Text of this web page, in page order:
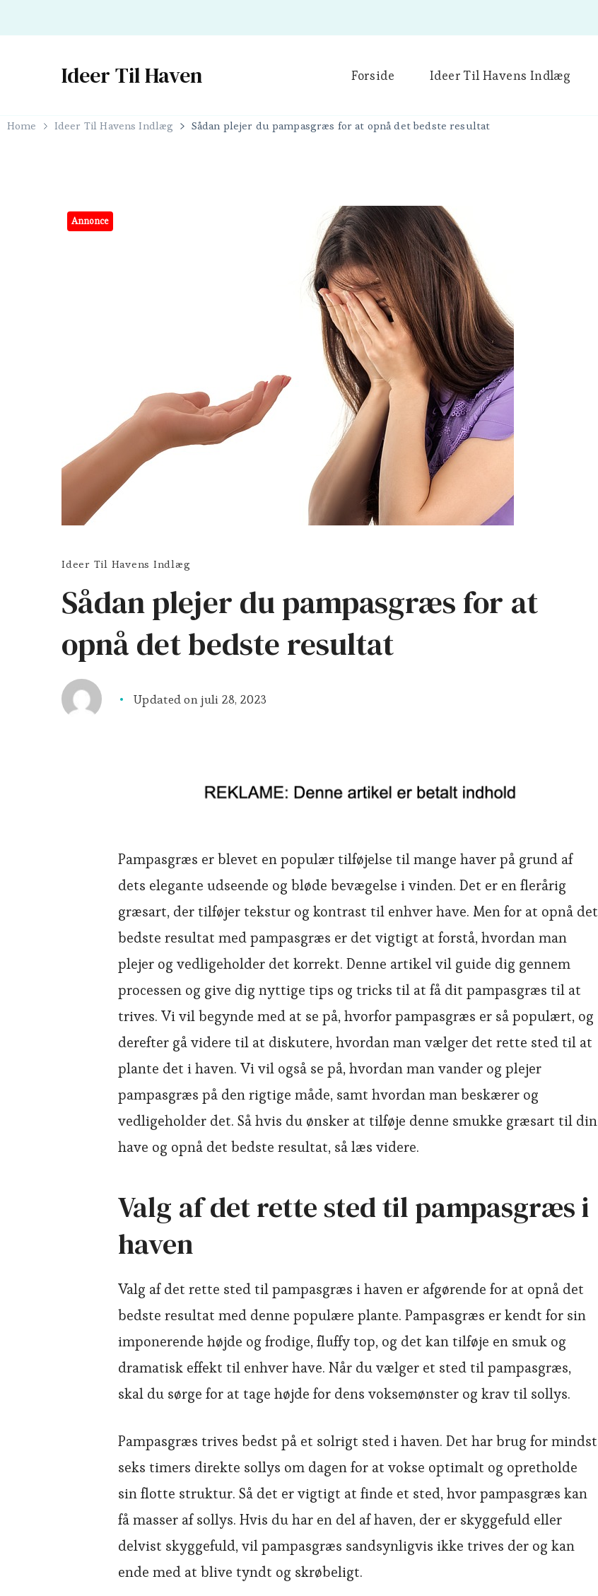
Ideer Til Haven Forside Ideer Til Havens Indlæg
Home Ideer Til Havens Indlæg Sådan plejer du pampasgræs for at opnå det bedste resultat
Annonce
Ideer Til Havens Indlæg
Sådan plejer du pampasgræs for at
opnå det bedste resultat
Updated on juli 28, 2023
Pampasgræs er blevet en populær tilføjelse til mange haver på grund af
dets elegante udseende og bløde bevægelse i vinden. Det er en flerårig
græsart, der tilføjer tekstur og kontrast til enhver have. Men for at opnå det
bedste resultat med pampasgræs er det vigtigt at forstå, hvordan man
plejer og vedligeholder det korrekt. Denne artikel vil guide dig gennem
processen og give dig nyttige tips og tricks til at få dit pampasgræs til at
trives. Vi vil begynde med at se på, hvorfor pampasgræs er så populært, og
derefter gå videre til at diskutere, hvordan man vælger det rette sted til at
plante det i haven. Vi vil også se på, hvordan man vander og plejer
pampasgræs på den rigtige måde, samt hvordan man beskærer og
vedligeholder det. Så hvis du ønsker at tilføje denne smukke græsart til din
have og opnå det bedste resultat, så læs videre.
Valg af det rette sted til pampasgræs i
haven
Valg af det rette sted til pampasgræs i haven er afgørende for at opnå det
bedste resultat med denne populære plante. Pampasgræs er kendt for sin
imponerende højde og frodige, fluffy top, og det kan tilføje en smuk og
dramatisk effekt til enhver have. Når du vælger et sted til pampasgræs,
skal du sørge for at tage højde for dens voksemønster og krav til sollys.
Pampasgræs trives bedst på et solrigt sted i haven. Det har brug for mindst
seks timers direkte sollys om dagen for at vokse optimalt og opretholde
sin flotte struktur. Så det er vigtigt at finde et sted, hvor pampasgræs kan
få masser af sollys. Hvis du har en del af haven, der er skyggefuld eller
delvist skyggefuld, vil pampasgræs sandsynligvis ikke trives der og kan
ende med at blive tyndt og skrøbeligt.